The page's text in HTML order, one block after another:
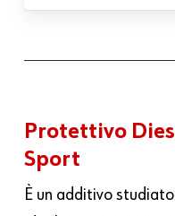
Protettivo
Sport
È un additivo